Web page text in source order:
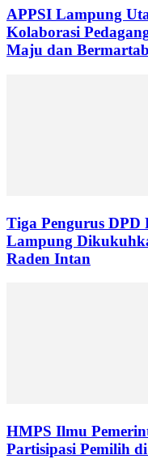
APPSI Lampung
Kolaborasi
Maju dan
Tiga Pengurus DPD
Lampung
Raden Intan
HMPS Ilmu
Partisipasi Pemilih